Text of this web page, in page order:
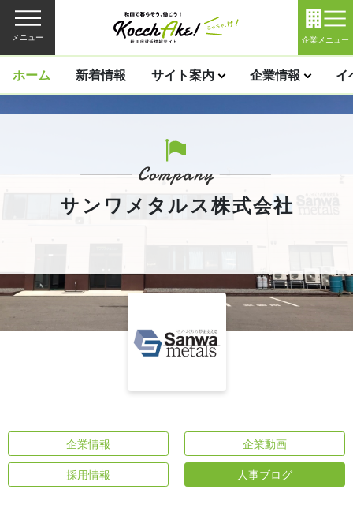
メニュー 企業メニュー
ホーム 新着情報 サイト案内 企業情報 イ
サンワメタルス株式会社
企業情報 企業動画
採用情報 人事ブログ